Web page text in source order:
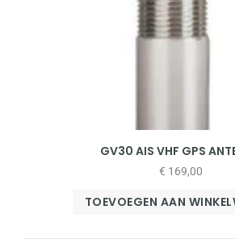
GV30 AIS VHF GPS
€ 169,00
TOEVOEGEN AAN